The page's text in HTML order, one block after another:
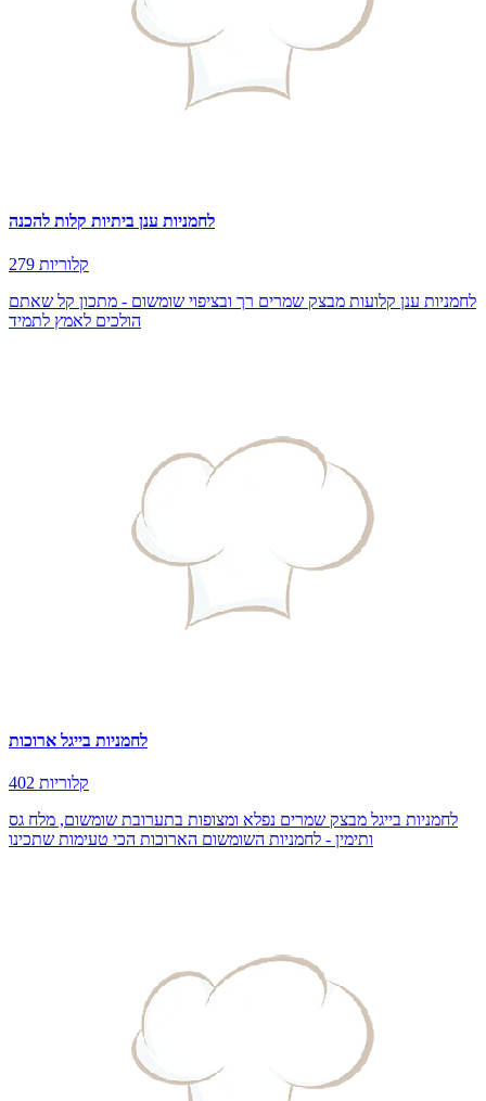
לחמניות ענן ביתיות קלות להכנה
279 קלוריות
לחמניות ענן קלועות מבצק שמרים רך ובציפוי שומשום - מתכון קל שאתם
הולכים לאמץ לתמיד
לחמניות בייגל ארוכות
402 קלוריות
לחמניות בייגל מבצק שמרים נפלא ומצופות בתערובת שומשום, מלח גס
ותימין - לחמניות השומשום הארוכות הכי טעימות שתכינו